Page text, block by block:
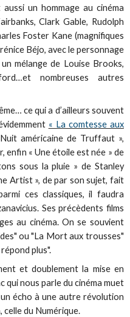
un hommage au cinéma
Clark Gable, Rudolph
Foster Kane (magnifiques
Béjo, avec le personnage
mélange de Louise Brooks,
nombreuses autres
ce qui a d’ailleurs souvent
« La comtesse aux
américaine de Truffaut »,
enfin « Une étoile est née » de
sous la pluie » de Stanley
Artist », de par son sujet, fait
ces classiques, il faudra
Ses précèdents films
au cinéma. On se souvient
ou "La Mort aux trousses"
plus".
et doublement la mise en
qui nous parle du cinéma muet
écho à une autre révolution
celle du Numérique.